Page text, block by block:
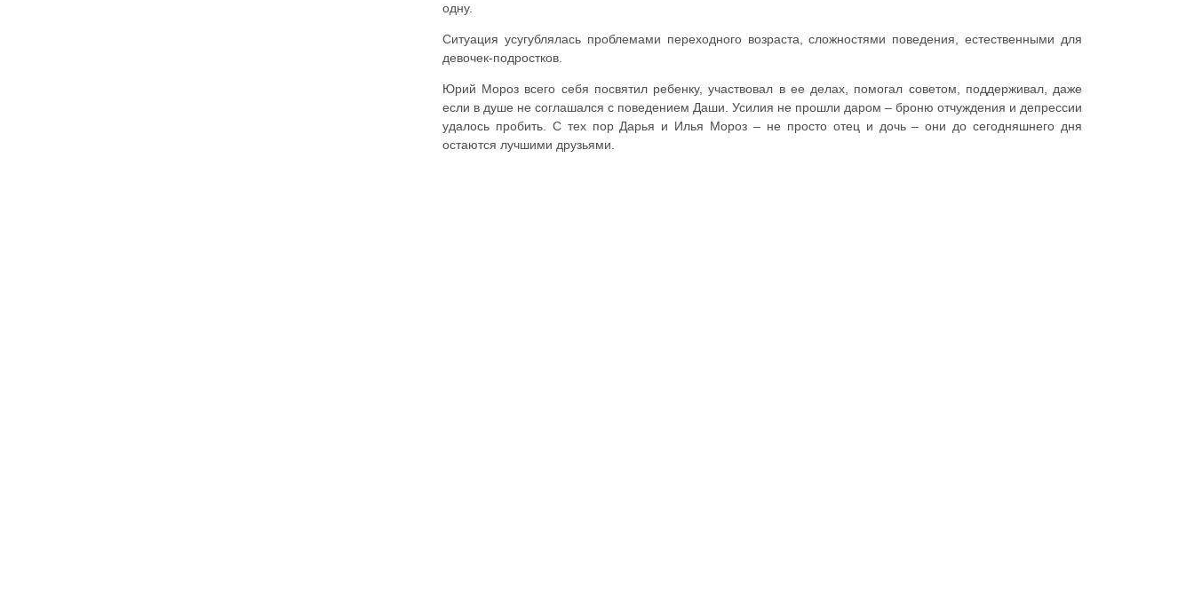
одну.
Ситуация усугублялась проблемами переходного возраста, сложностями поведения, естественными для
девочек-подростков.
Юрий Мороз всего себя посвятил ребенку, участвовал в ее делах, помогал советом, поддерживал, даже
если в душе не соглашался с поведением Даши. Усилия не прошли даром – броню отчуждения и депрессии
удалось пробить. С тех пор Дарья и Илья Мороз – не просто отец и дочь – они до сегодняшнего дня
остаются лучшими друзьями.